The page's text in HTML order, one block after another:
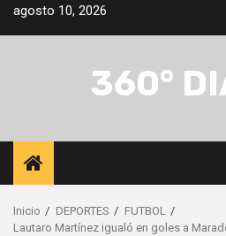
Saltar
agosto 10, 2026
360°
Inicio DEPORTES
FUTBOL
Lautaro Martínez igualó en goles a